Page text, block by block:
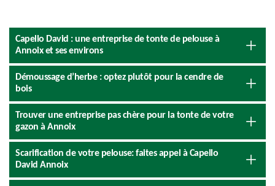
Capello David : une entreprise de tonte de pelouse à
Annoix et ses environs
Démoussage d’herbe : optez plutôt pour la cendre de
bois
Trouver une entreprise pas chère pour la tonte de votre
gazon à Annoix
Scarification de votre pelouse: faites appel à Capello
David Annoix